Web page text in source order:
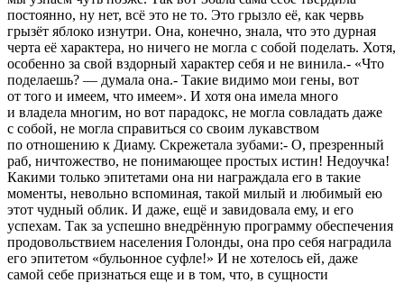
постоянно, ну нет, всё это не то. Это грызло её, как червь
грызёт яблоко изнутри. Она, конечно, знала, что это дурная
черта её характера, но ничего не могла с собой поделать. Хотя,
особенно за свой вздорный характер себя и не винила.- «Что
поделаешь? — думала она.- Такие видимо мои гены, вот
от того и имеем, что имеем». И хотя она имела много
и владела многим, но вот парадокс, не могла совладать даже
с собой, не могла справиться со своим лукавством
по отношению к Диаму. Скрежетала зубами:- О, презренный
раб, ничтожество, не понимающее простых истин! Недоучка!
Какими только эпитетами она ни награждала его в такие
моменты, невольно вспоминая, такой милый и любимый ею
этот чудный облик. И даже, ещё и завидовала ему, и его
успехам. Так за успешно внедрённую программу обеспечения
продовольствием населения Голонды, она про себя наградила
его эпитетом «бульонное суфле!» И не хотелось ей, даже
самой себе признаться еще и в том, что, в сущности